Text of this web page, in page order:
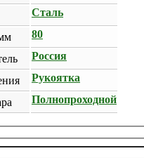
Сталь
80
Россия
Рукоятка
Полнопроходной